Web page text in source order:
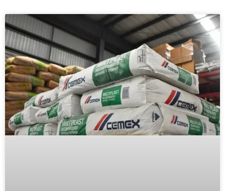
Te compartimos valiosa
información y tips
para que tus proyectos se
hagan realidad.